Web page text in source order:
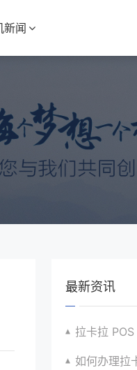
新闻
最新资讯
拉卡拉 POS 机办理
如何办理拉卡拉